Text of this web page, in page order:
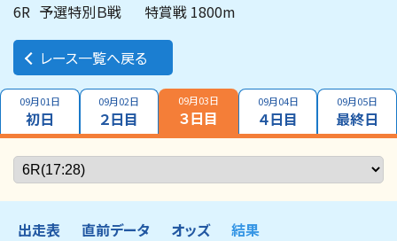
6R 予選特別Ｂ戦 特賞戦 1800m
レース一覧へ戻る
09月01日
初日
09月02日
２日目
09月03日
３日目
09月04日
４日目
09月05日
最終日
出走表 直前データ オッズ 結果